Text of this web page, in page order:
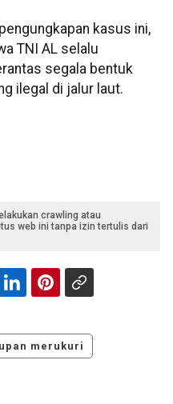
kasus ini,
TNI AL selalu
segala bentuk
ilegal di jalur laut.
crawling atau
web ini tanpa izin tertulis dari
merukuri